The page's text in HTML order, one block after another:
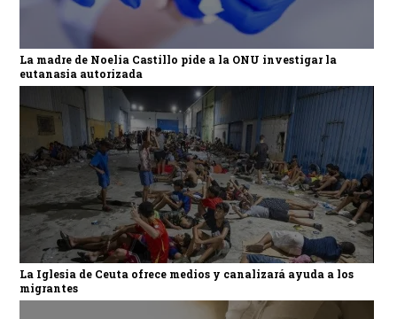
La madre de Noelia Castillo pide a la ONU investigar la
eutanasia autorizada
La Iglesia de Ceuta ofrece medios y canalizará ayuda a los
migrantes